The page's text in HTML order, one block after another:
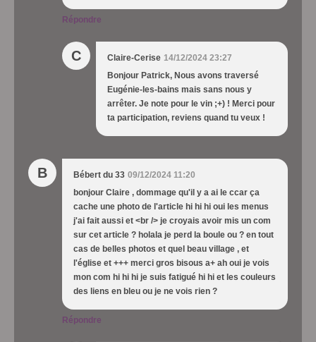
Répondre
C Claire-Cerise 14/12/2024 23:27
Bonjour Patrick, Nous avons traversé
Eugénie-les-bains mais sans nous y
arrêter. Je note pour le vin ;+) ! Merci pour
ta participation, reviens quand tu veux !
B Bébert du 33 09/12/2024 11:20
bonjour Claire , dommage qu'il y a ai le ccar ça
cache une photo de l'article hi hi hi oui les menus
j'ai fait aussi et <br /> je croyais avoir mis un com
sur cet article ? holala je perd la boule ou ? en tout
cas de belles photos et quel beau village , et
l'église et +++ merci gros bisous a+ ah oui je vois
mon com hi hi hi je suis fatigué hi hi et les couleurs
des liens en bleu ou je ne vois rien ?
Répondre